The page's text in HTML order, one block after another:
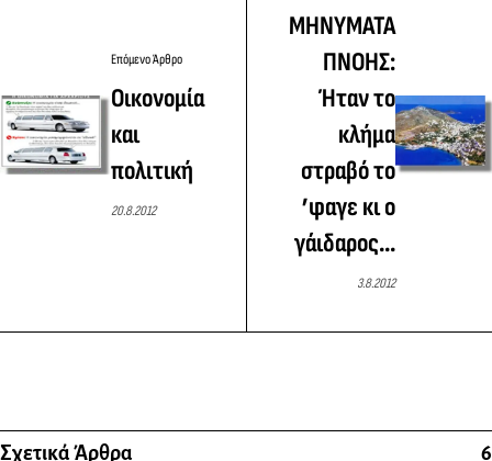
Επόμενο Άρθρο
Οικονομία
και
πολιτική
20.8.2012
ΜΗΝΥΜΑΤΑ
ΠΝΟΗΣ:
Ήταν το
κλήμα
στραβό το
’φαγε κι ο
γάιδαρος...
3.8.2012
Σχετικά Άρθρα 6